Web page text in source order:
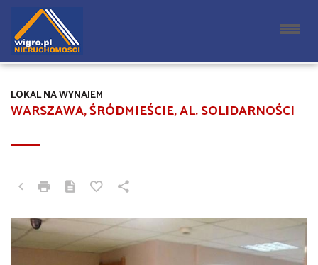
WARSZAWA, ŚRÓDMIEŚCIE, AL. SOLIDARNOŚCI
LOKAL NA WYNAJEM